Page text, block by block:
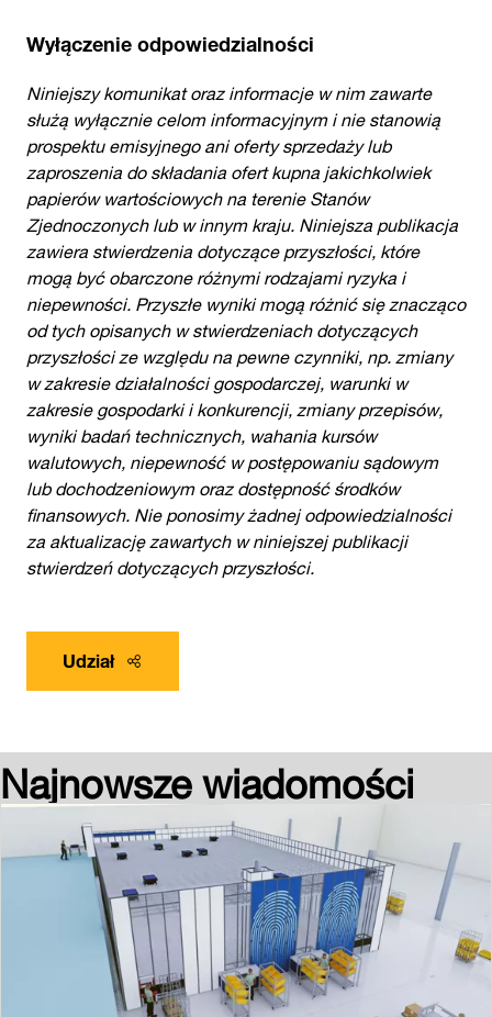
Wyłączenie odpowiedzialności
Niniejszy komunikat oraz informacje w nim zawarte
służą wyłącznie celom informacyjnym i nie stanowią
prospektu emisyjnego ani oferty sprzedaży lub
zaproszenia do składania ofert kupna jakichkolwiek
papierów wartościowych na terenie Stanów
Zjednoczonych lub w innym kraju. Niniejsza publikacja
zawiera stwierdzenia dotyczące przyszłości, które
mogą być obarczone różnymi rodzajami ryzyka i
niepewności. Przyszłe wyniki mogą różnić się znacząco
od tych opisanych w stwierdzeniach dotyczących
przyszłości ze względu na pewne czynniki, np. zmiany
w zakresie działalności gospodarczej, warunki w
zakresie gospodarki i konkurencji, zmiany przepisów,
wyniki badań technicznych, wahania kursów
walutowych, niepewność w postępowaniu sądowym
lub dochodzeniowym oraz dostępność środków
finansowych. Nie ponosimy żadnej odpowiedzialności
za aktualizację zawartych w niniejszej publikacji
stwierdzeń dotyczących przyszłości.
Udział
Najnowsze wiadomości